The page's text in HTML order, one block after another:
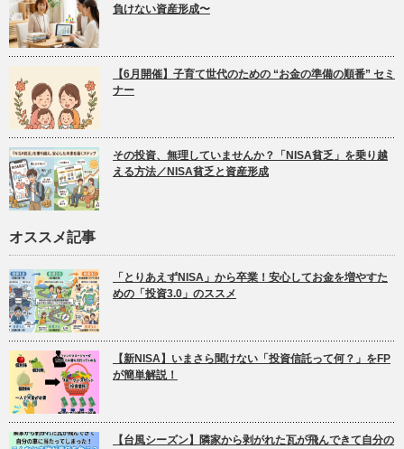
負けない資産形成〜
【6月開催】子育て世代のための “お金の準備の順番” セミ
ナー
その投資、無理していませんか？「NISA貧乏」を乗り越
える方法／NISA貧乏と資産形成
オススメ記事
「とりあえずNISA」から卒業！安心してお金を増やすた
めの「投資3.0」のススメ
【新NISA】いまさら聞けない「投資信託って何？」をFP
が簡単解説！
【台風シーズン】隣家から剥がれた瓦が飛んできて自分の